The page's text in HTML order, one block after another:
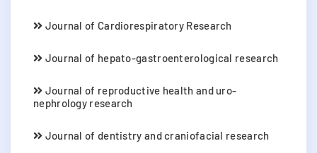
Journal of Cardiorespiratory Research
Journal of hepato-gastroenterological research
Journal of reproductive health and uro-
nephrology research
Journal of dentistry and craniofacial research